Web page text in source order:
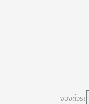
จองตั๋วรถ